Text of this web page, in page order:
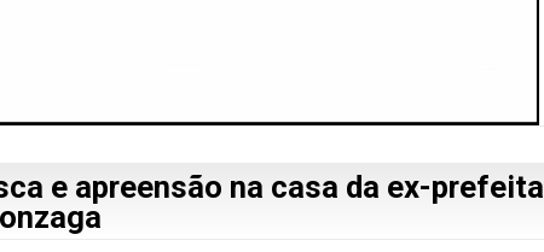
e apreensão na casa da ex-prefeita